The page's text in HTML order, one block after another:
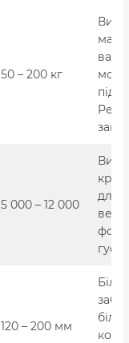
50 – 200 кг
вагу
5 000 – 12 000
Вища
для
120 – 200 мм